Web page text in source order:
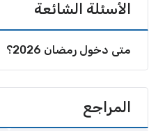
الأسئلة الشائعة
متى دخول رمضان 2026؟
المراجع